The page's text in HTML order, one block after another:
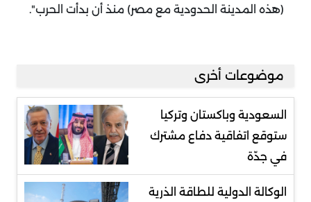
(هذه المدينة الحدودية مع مصر) منذ أن بدأت الحرب".
موضوعات أخرى
السعودية وباكستان وتركيا
ستوقع اتفاقية دفاع مشترك
في جدّة
الوكالة الدولية للطاقة الذرية